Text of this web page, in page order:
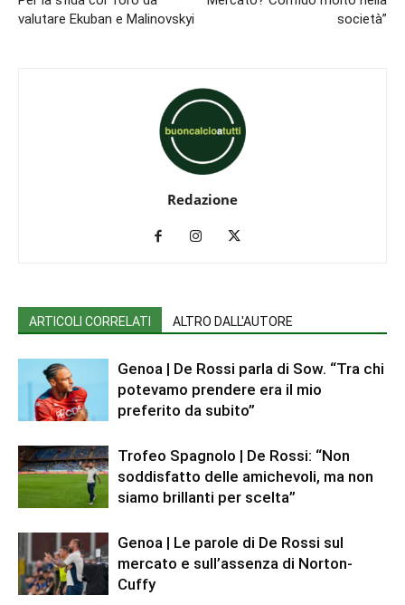
valutare Ekuban e Malinovskyi
società”
Redazione
ARTICOLI CORRELATI ALTRO DALL'AUTORE
Genoa | De Rossi parla di Sow. “Tra chi
potevamo prendere era il mio
preferito da subito”
Trofeo Spagnolo | De Rossi: “Non
soddisfatto delle amichevoli, ma non
siamo brillanti per scelta”
Genoa | Le parole di De Rossi sul
mercato e sull’assenza di Norton-
Cuffy